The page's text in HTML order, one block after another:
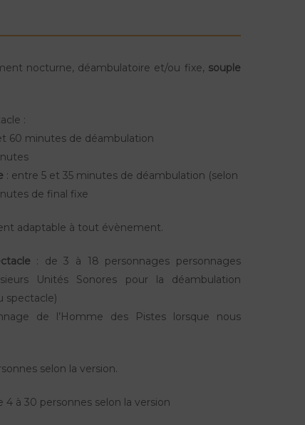
nocturne, déambulatoire et/ou fixe, souple
:
60 minutes de déambulation
: entre 5 et 35 minutes de déambulation (selon
de final fixe
adaptable à tout évènement.
: de 3 à 18 personnages personnages
Unités Sonores pour la déambulation
spectacle)
de l’Homme des Pistes lorsque nous
selon la version.
à 30 personnes selon la version